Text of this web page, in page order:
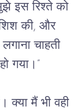
इस रिश्ते को
की, और
चाहती
गया।”
मैं भी वही